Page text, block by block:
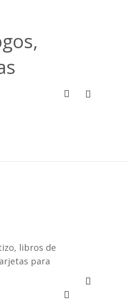
libros de
para